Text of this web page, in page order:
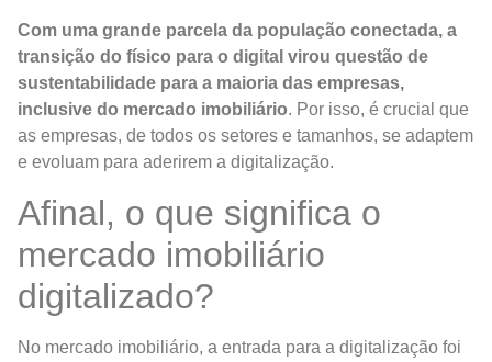
Com uma grande parcela da população conectada, a
transição do físico para o digital virou questão de
sustentabilidade para a maioria das empresas,
inclusive do mercado imobiliário. Por isso, é crucial que
as empresas, de todos os setores e tamanhos, se adaptem
e evoluam para aderirem a digitalização.
Afinal, o que significa o
mercado imobiliário
digitalizado?
No mercado imobiliário, a entrada para a digitalização foi